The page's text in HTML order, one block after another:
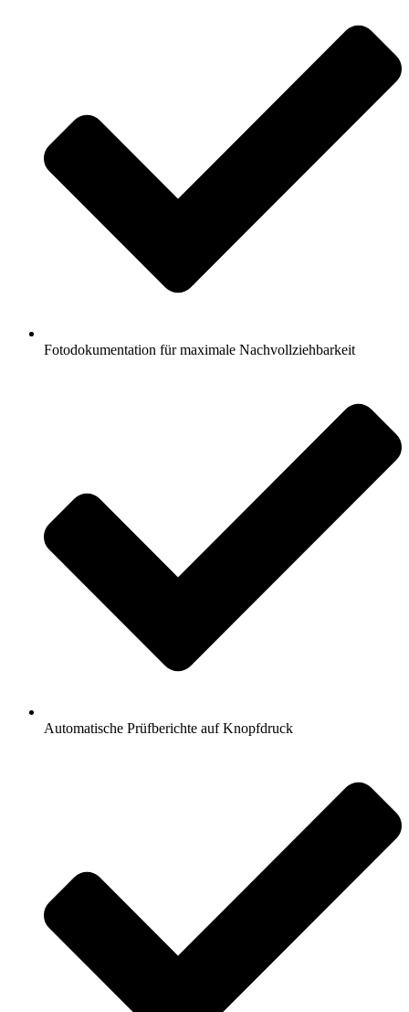
Fotodokumentation für maximale Nachvollziehbarkeit
Automatische Prüfberichte auf Knopfdruck